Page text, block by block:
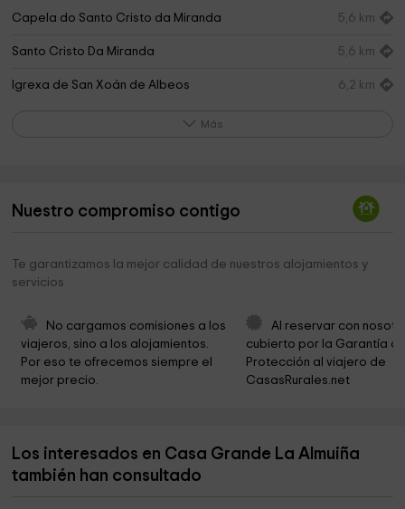
Capela do Santo Cristo da Miranda 5,6 km
Santo Cristo Da Miranda 5,6 km
Igrexa de San Xoán de Albeos 6,2 km
Concello de Crecente 8,7 km
Igrexa de San Pedro
Nosa Señora de Fátima
Capilla San Miguel
Carqueixal 9,4 km
CRUCEIRO QUEBRADO 10,2 km
Más
Nuestro compromiso contigo
Te garantizamos la mejor calidad de nuestros alojamientos y
servicios
No cargamos comisiones a los
viajeros, sino a los alojamientos.
Por eso te ofrecemos siempre el
mejor precio.
Al reservar con
cubierto por la Garantía
Protección al viajero de
CasasRurales.net
Los interesados en Casa Grande La Almuiña
también han consultado